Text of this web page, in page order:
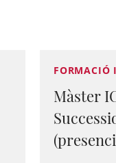
FORMACIÓ
Màster